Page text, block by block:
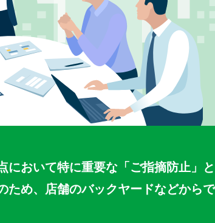
において特に重要な「ご指摘防止」
ため、店舗のバックヤードなどから